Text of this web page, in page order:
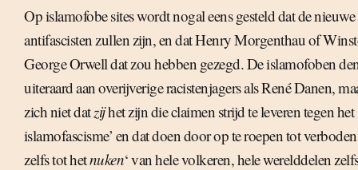
Op islamofobe sites wordt nogal eens gesteld dat de nieuwe
antifascisten zullen zijn, en dat Henry Morgenthau of
George Orwell dat zou hebben gezegd. De islamofoben
uiteraard aan overijverige racistenjagers als René Danen,
zich niet datzijhet zijn die claimen strijd te leveren tegen het
islamofascisme’ en dat doen door op te roepen tot
zelfs tot het nuken‘ van hele volkeren, hele werelddelen